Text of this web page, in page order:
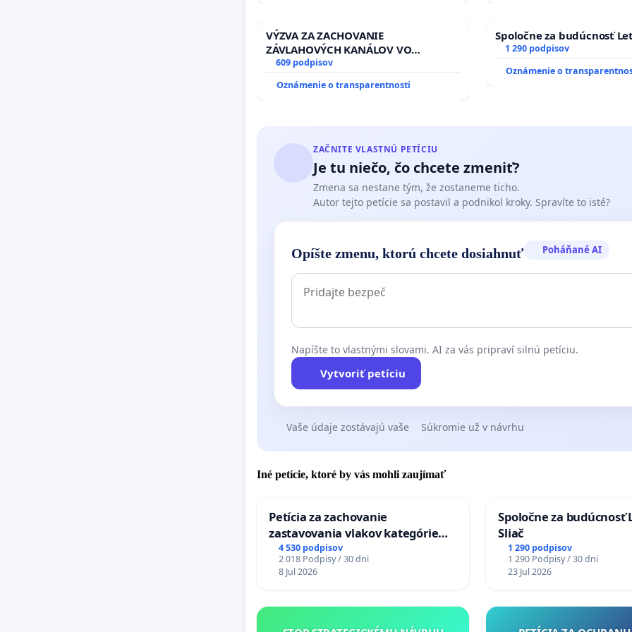
VÝZVA ZA ZACHOVANIE
ZÁVLAHOVÝCH KANÁLOV VO
VÝLUČNOM VLASTNÍCTVE A POD
& žiadosť na riešenie zanedbaného
609 podpisov
Oznámenie o transparentnosti
Spoločne za budúcnosť
1 290 podpisov
Oznámenie o
ZAČNITE VLASTNÚ PETÍCIU
Je tu niečo, čo chcete zmeniť?
Zmena sa nestane tým, že zostaneme ticho.
Autor tejto petície sa postavil a podnikol kroky. Spravíte to isté?
Opíšte zmenu, ktorú chcete dosiahnuť Poháňané AI
Napíšte to vlastnými slovami. AI za vás pripraví silnú petíciu.
Vytvoriť petíciu
Vaše údaje zostávajú vaše Súkromie už v návrhu
Iné petície, ktoré by vás mohli zaujímať
Petícia za zachovanie
zastavovania vlakov kategórie
Expres (Ex) TATRAN v železničnej
stanici Púchov
4 530 podpisov
2 018 Podpisy / 30 dni
8 Jul 2026
Spoločne za budúcnosť
Sliač
1 290 podpisov
1 290 Podpisy / 30 dni
23 Jul 2026